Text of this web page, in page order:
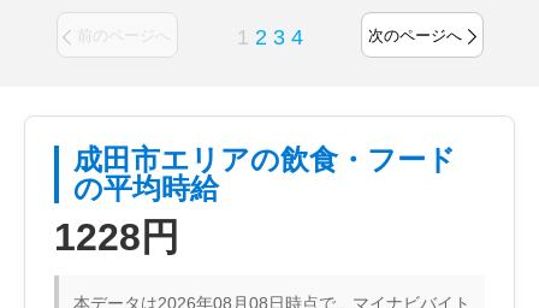
前のページへ 1 2 3 4 次のページへ
成田市エリアの飲食・フード
の平均時給
1228円
本データは2026年08月08日時点で、マイナビバイト